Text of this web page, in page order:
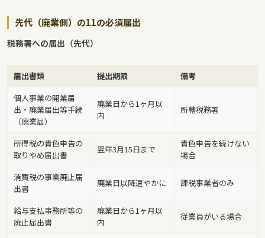
先代（廃業側）の11の必須届出
税務署への届出（先代）
届出書類 提出期限
備考
個人事業の開業届
出・廃業届出等手続
（廃業届）
廃業日から1ヶ月以
内
所轄税務署
所得税の青色申告の
取りやめ届出書
翌年3月15日まで
青色申告を続けない
場合
消費税の事業廃止届
出書
廃業日以降速やかに 課税事業者のみ
給与支払事務所等の
廃止届出書
廃業日から1ヶ月以
内
従業員がいる場合